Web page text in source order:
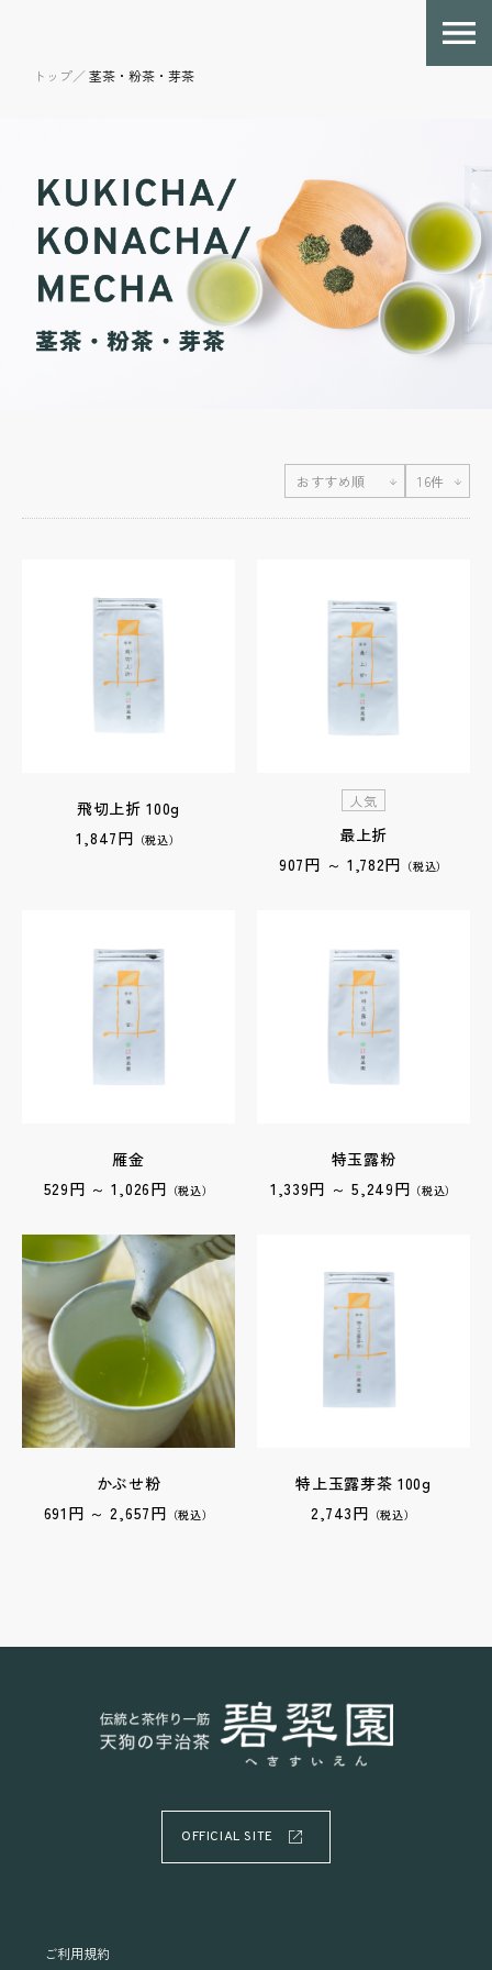
トップ／ 茎茶・粉茶・芽茶
おすすめ順 16件
飛切上折 100g
1,847円 （税込）
人気
最上折
907円 ～ 1,782円 （税込）
雁金
529円 ～ 1,026円 （税込）
特玉露粉
1,339円 ～ 5,249円 （税込）
かぶせ粉
691円 ～ 2,657円 （税込）
特上玉露芽茶 100g
2,743円 （税込）
OFFICIAL SITE
ご利用規約